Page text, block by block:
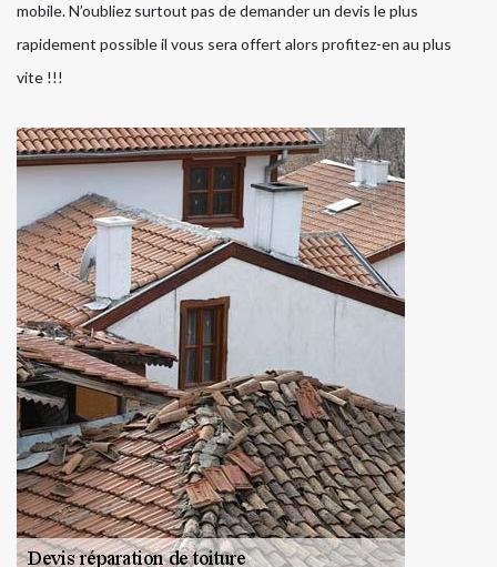
mobile. N’oubliez surtout pas de demander un devis le plus
rapidement possible il vous sera offert alors profitez-en au plus
vite !!!